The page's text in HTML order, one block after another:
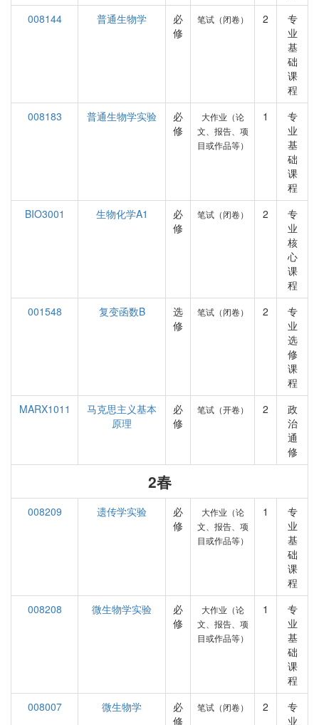
008144
普通生物学
必
修
笔试（闭卷） 2
专
业
基
础
课
程
008183
普通生物学实验
必
修
大作业（论
文、报告、项
目或作品等）
1
专
业
基
础
课
程
BIO3001
生物化学A1
必
修
笔试（闭卷） 2
专
业
核
心
课
程
001548
复变函数B
选
修
笔试（闭卷） 2
专
业
选
修
课
程
MARX1011
马克思主义基本
原理
必
修
笔试（开卷） 2
政
治
通
修
2春
008209 遗传学实验
必
修
大作业（论
文、报告、项
目或作品等）
1
专
业
基
础
课
程
008208
微生物学实验
必
修
大作业（论
文、报告、项
目或作品等）
1
专
业
基
础
课
程
008007
微生物学
必
修
笔试（闭卷） 2
专
业